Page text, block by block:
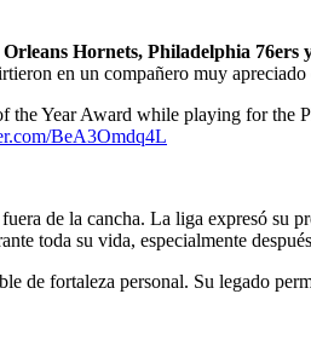
Hornets, Philadelphia 76ers
en un compañero muy apreciado
Year Award while playing for the
BeA3Omdq4L
de la cancha. La liga expresó su
toda su vida, especialmente
de fortaleza personal. Su legado